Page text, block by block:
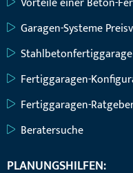
Garagen-Systeme
Fertiggaragen-
Fertiggaragen-
Beratersuche
PLANUNGSHILFEN: